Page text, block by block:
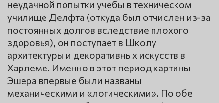
неудачной попытки учебы в техническом
училище Делфта (откуда был отчислен из-за
постоянных долгов вследствие плохого
здоровья), он поступает в Школу
архитектуры и декоративных искусств в
Харлеме. Именно в этот период картины
Эшера впервые были названы
механическими и «логическими». По обе